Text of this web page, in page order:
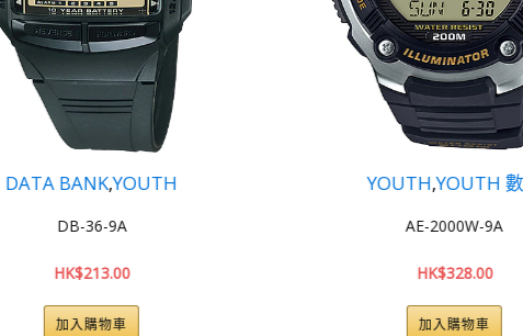
YOUTH,YOUTH 數碼
AE-2000W-9A
HK$
加入購物車
YOUTH,
AE-
HK$
加入購